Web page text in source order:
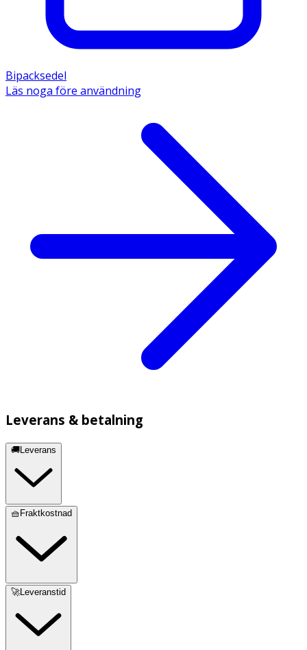
Bipacksedel
Läs noga före användning
Leverans & betalning
🚚Leverans
🧺Fraktkostnad
🚀Leveranstid